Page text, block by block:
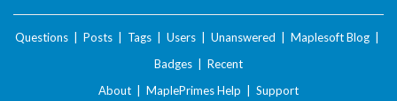
Questions Posts Tags Users Unanswered Maplesoft Blog
Badges
Recent
About
MaplePrimes Help Support